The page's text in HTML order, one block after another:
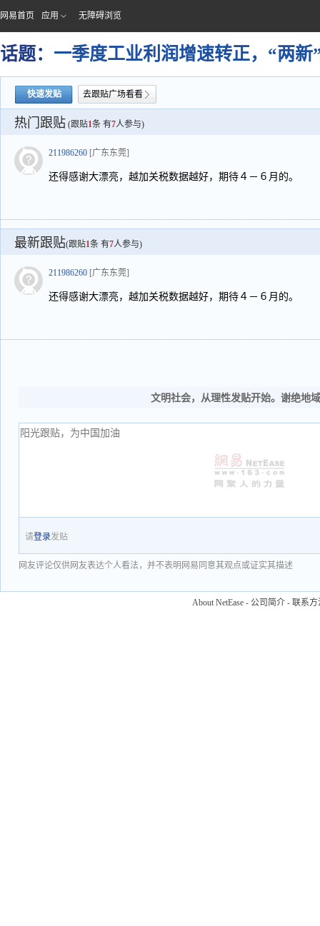
网易首页 应用 无障碍浏览
话题： 一季度工业利润增速转正，“两新
快速发贴 去跟贴广场看看
热门跟贴 (跟贴1条 有7人参与)
211986260 [广东东莞]
还得感谢大漂亮，越加关税数据越好，期待４－６月的。
最新跟贴(跟贴1条 有7人参与)
211986260 [广东东莞]
还得感谢大漂亮，越加关税数据越好，期待４－６月的。
文明社会，从理性发贴开始。谢绝地
请登录发贴
网友评论仅供网友表达个人看法，并不表明网易同意其观点或证实其描述
About NetEase - 公司简介 - 联系方